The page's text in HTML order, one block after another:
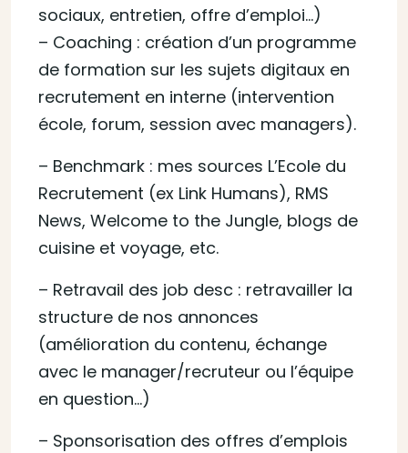
sociaux, entretien, offre d’emploi…)
– Coaching : création d’un programme
de formation sur les sujets digitaux en
recrutement en interne (intervention
école, forum, session avec managers).
– Benchmark : mes sources L’Ecole du
Recrutement (ex Link Humans), RMS
News, Welcome to the Jungle, blogs de
cuisine et voyage, etc.
– Retravail des job desc : retravailler la
structure de nos annonces
(amélioration du contenu, échange
avec le manager/recruteur ou l’équipe
en question…)
– Sponsorisation des offres d’emplois